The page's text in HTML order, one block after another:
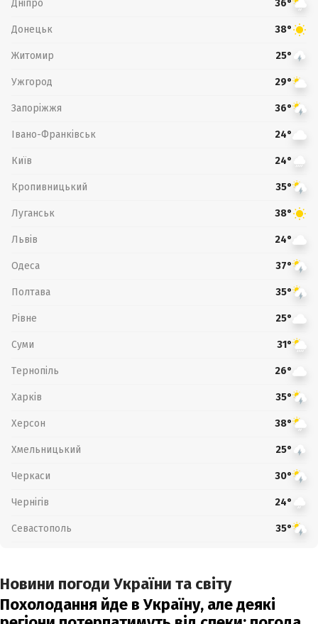
Дніпро 36°
Донецьк 38°
Житомир 25°
Ужгород 29°
Запоріжжя 36°
Івано-Франківськ 24°
Київ 24°
Кропивницький 35°
Луганськ 38°
Львів 24°
Одеса 37°
Полтава 35°
Рівне 25°
Суми 31°
Тернопіль 26°
Харків 35°
Херсон 38°
Хмельницький 25°
Черкаси 30°
Чернігів 24°
Севастополь 35°
Новини погоди України та світу
Похолодання йде в Україну, але деякі